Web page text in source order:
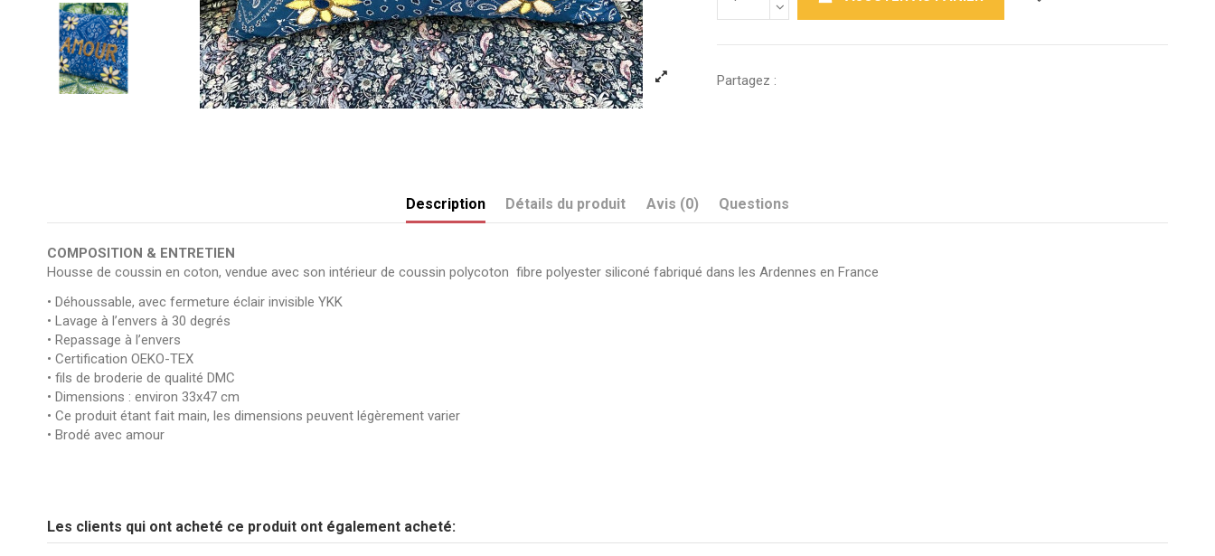
Partagez :
Description Détails du produit Avis (0) Questions
COMPOSITION & ENTRETIEN
Housse de coussin en coton, vendue avec son intérieur de coussin polycoton fibre polyester siliconé fabriqué dans les Ardennes en France
• Déhoussable, avec fermeture éclair invisible YKK
• Lavage à l’envers à 30 degrés
• Repassage à l’envers
• Certification OEKO-TEX
• fils de broderie de qualité DMC
• Dimensions : environ 33x47 cm
• Ce produit étant fait main, les dimensions peuvent légèrement varier
• Brodé avec amour
Tissu
Soyez le premier à poser une question sur ce produit !
Les clients qui ont acheté ce produit ont également acheté: